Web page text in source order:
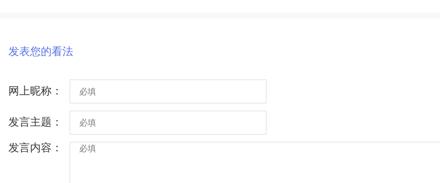
发表您的看法
网上昵称：
发言主题：
发言内容：